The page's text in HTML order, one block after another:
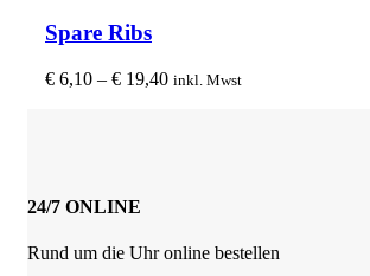
werden
Varianten
auf.
werden
Spare Ribs
€ 6,10 – € 19,40Preisspanne:
inkl. Mwst
24/7 ONLINE
Rund um die Uhr online bestellen